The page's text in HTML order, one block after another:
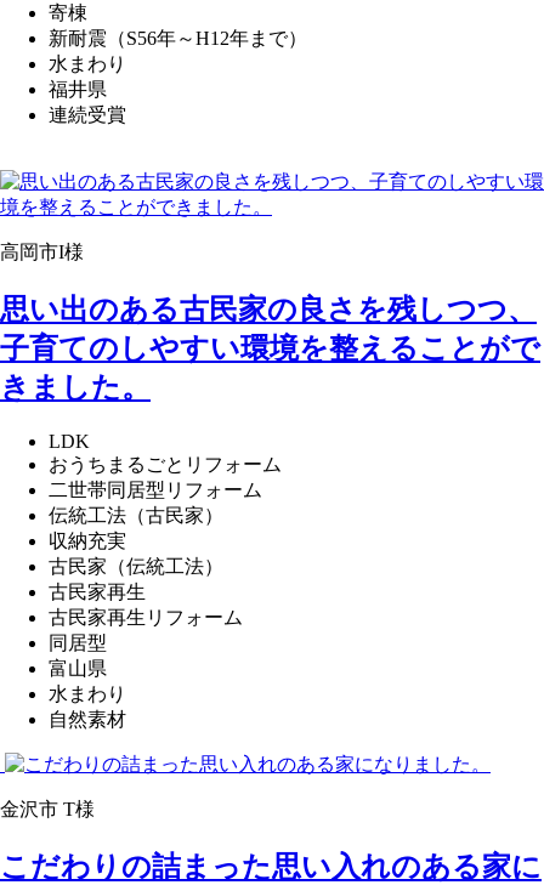
寄棟
新耐震（S56年～H12年まで）
水まわり
福井県
連続受賞
高岡市I様
思い出のある古民家の良さを残しつつ、
子育てのしやすい環境を整えることがで
きました。
LDK
おうちまるごとリフォーム
二世帯同居型リフォーム
伝統工法（古民家）
収納充実
古民家（伝統工法）
古民家再生
古民家再生リフォーム
同居型
富山県
水まわり
自然素材
金沢市 T様
こだわりの詰まった思い入れのある家に